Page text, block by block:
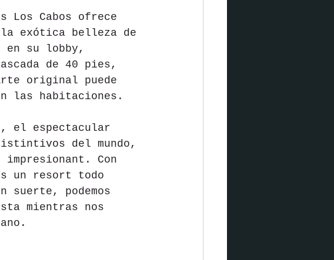
Los Cabos ofrece
exótica belleza de
en su lobby,
de 40 pies,
original puede
las habitaciones.
el espectacular
del mundo,
Con
un resort todo
suerte, podemos
mientras nos